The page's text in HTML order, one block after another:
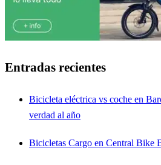
Entradas recientes
Bicicleta eléctrica vs coche en
verdad al año
Bicicletas Cargo en Central Bike